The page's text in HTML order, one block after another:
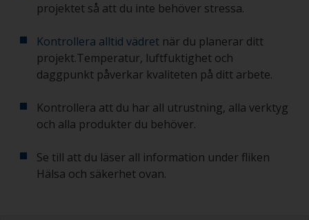
projektet så att du inte behöver stressa.
Kontrollera alltid vädret när du planerar ditt
projekt.Temperatur, luftfuktighet och
daggpunkt påverkar kvaliteten på ditt arbete.
Kontrollera att du har all utrustning, alla verktyg
och alla produkter du behöver.
Se till att du läser all information under fliken
Hälsa och säkerhet ovan.